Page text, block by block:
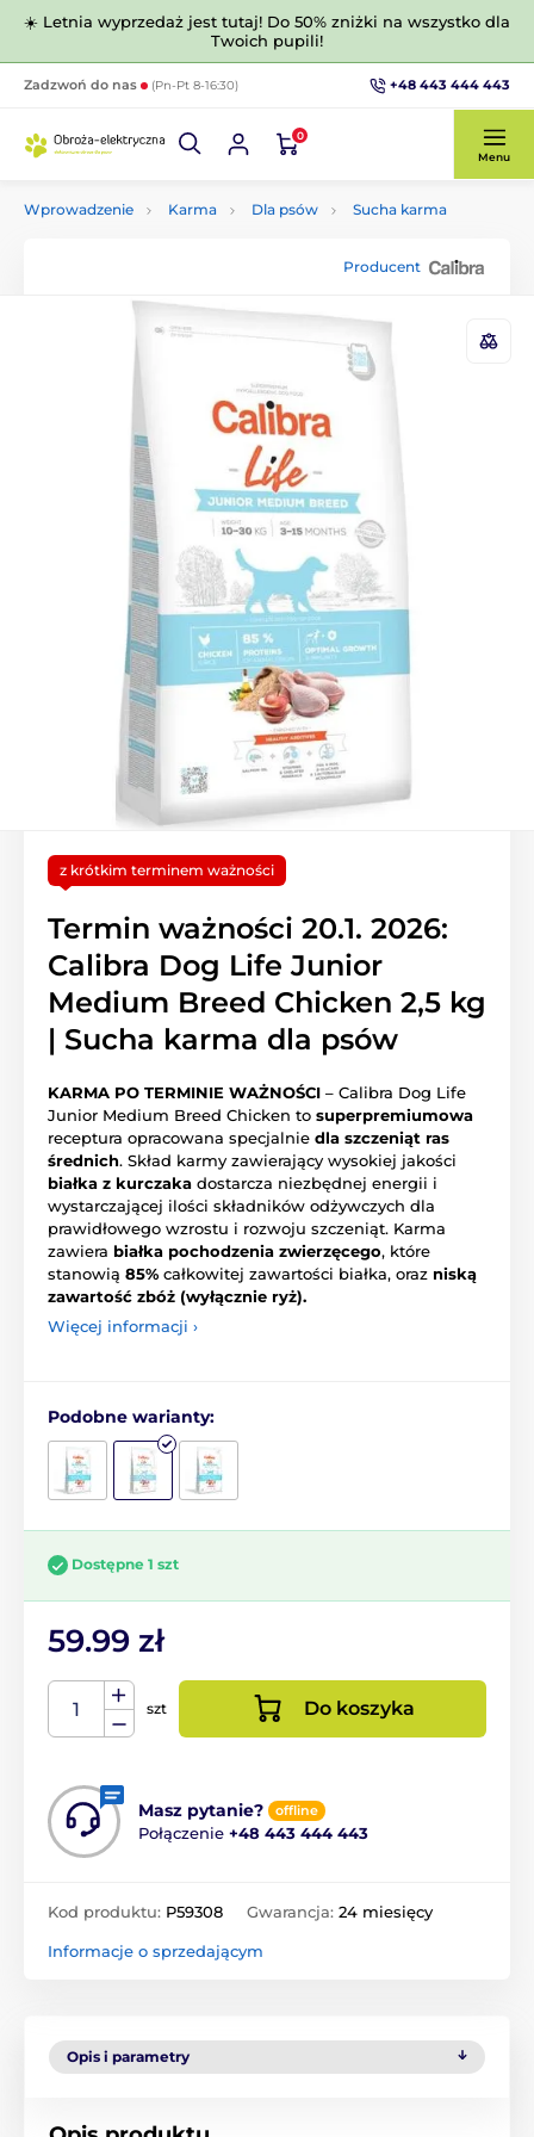
☀️ Letnia wyprzedaż jest tutaj! Do 50% zniżki na wszystko dla
Twoich pupili!
Zadzwoń do nas (Pn-Pt 8-16:30) +48 443 444 443
0
Menu
Wprowadzenie Karma Dla psów Sucha karma
Producent
z krótkim terminem ważności
Termin ważności 20.1. 2026:
Calibra Dog Life Junior
Medium Breed Chicken 2,5 kg
| Sucha karma dla psów
KARMA PO TERMINIE WAŻNOŚCI – Calibra Dog Life
Junior Medium Breed Chicken to superpremiumowa
receptura opracowana specjalnie dla szczeniąt ras
średnich. Skład karmy zawierający wysokiej jakości
białka z kurczaka dostarcza niezbędnej energii i
wystarczającej ilości składników odżywczych dla
prawidłowego wzrostu i rozwoju szczeniąt. Karma
zawiera białka pochodzenia zwierzęcego, które
stanowią 85% całkowitej zawartości białka, oraz niską
zawartość zbóż (wyłącznie ryż).
Więcej informacji ›
Podobne warianty:
Dostępne 1 szt
59.99 zł
szt Do koszyka
Masz pytanie? offline
Połączenie +48 443 444 443
Kod produktu: P59308 Gwarancja: 24 miesięcy
Informacje o sprzedającym
Opis i parametry